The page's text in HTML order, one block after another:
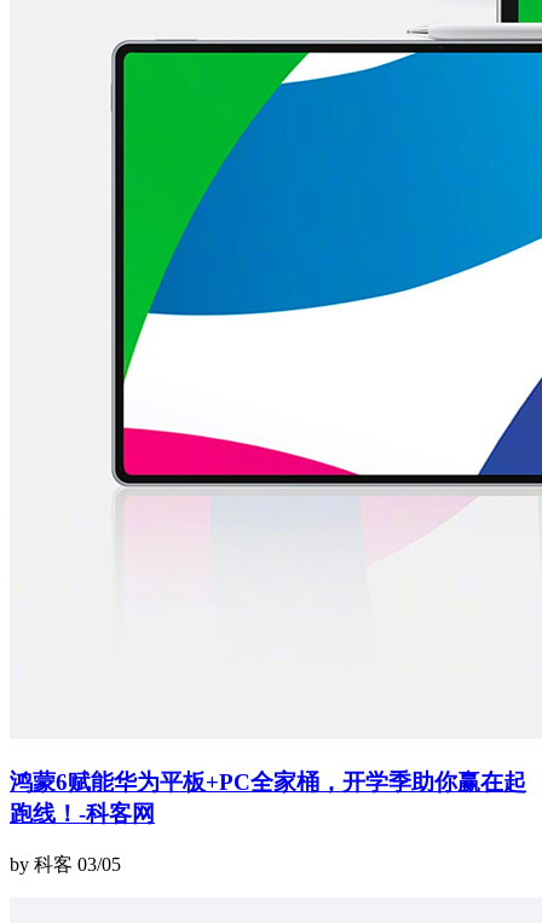
鸿蒙6赋能华为平板+PC全家桶，开学季助你赢在起
跑线！-科客网
by 科客 03/05